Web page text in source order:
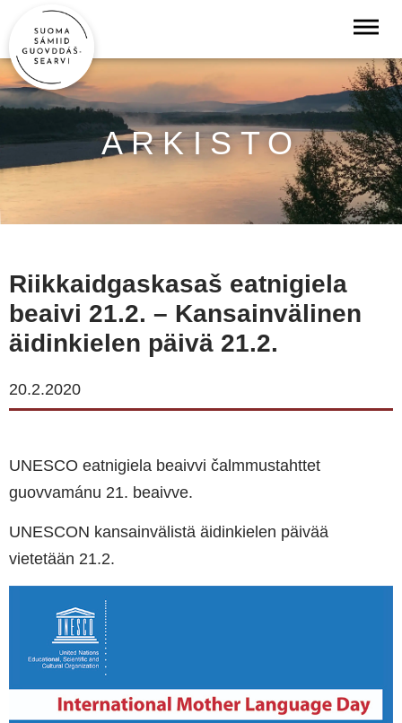
ARKISTO
Riikkaidgaskasaš eatnigiela
beaivi 21.2. – Kansainvälinen
äidinkielen päivä 21.2.
20.2.2020
UNESCO eatnigiela beaivvi čalmmustahttet
guovvamánu 21. beaivve.
UNESCON kansainvälistä äidinkielen päivää
vietetään 21.2.